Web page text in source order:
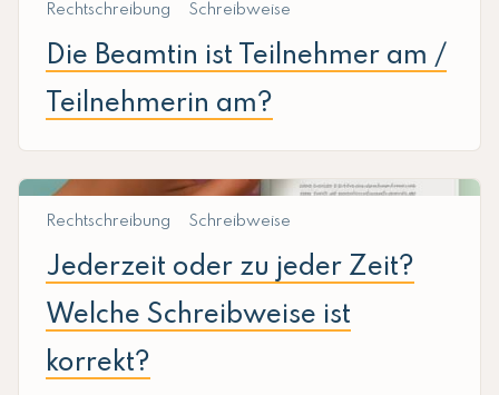
Rechtschreibung Schreibweise
Die Beamtin ist Teilnehmer am /
Teilnehmerin am?
Rechtschreibung Schreibweise
Jederzeit oder zu jeder Zeit?
Welche Schreibweise ist
korrekt?